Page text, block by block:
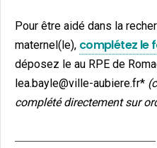
Pour être aidé dans la
maternel(le), complétez le
déposez le au RPE de
lea.bayle@ville-aubiere.fr*
complété directement sur